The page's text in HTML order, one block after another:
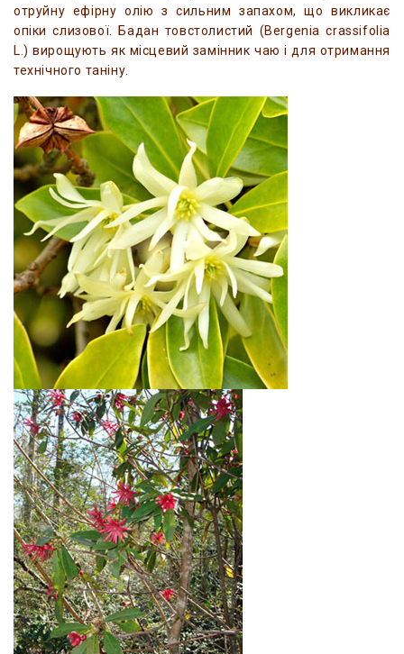
отруйну ефірну олію з сильним запахом, що викликає
опіки слизової. Бадан товстолистий (Bergenia crassifolia
L.) вирощують як місцевий замінник чаю і для отримання
технічного таніну.